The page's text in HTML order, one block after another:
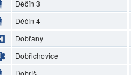
Děčín 3
Děčín 4
Dobřany
Dobřichovice